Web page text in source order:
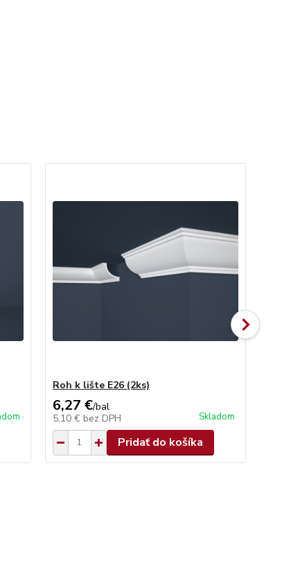
Roh k lište E26 (2ks)
6,27 €/bal
5,10 € bez DPH Skladom
Pridať do košíka